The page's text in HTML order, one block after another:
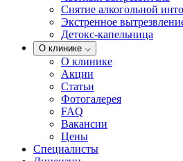
Снятие алкогольной
Экстренное
Детокс-капельница
О клинике
О клинике
Акции
Статьи
Фотогалерея
FAQ
Вакансии
Цены
Специалисты